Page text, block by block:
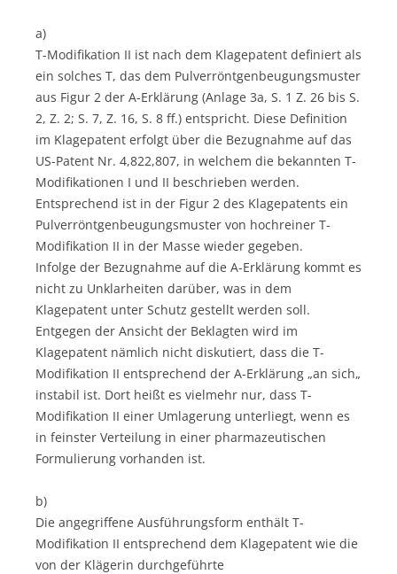
a)
T-Modifikation II ist nach dem Klagepatent definiert als
ein solches T, das dem Pulverröntgenbeugungsmuster
aus Figur 2 der A-Erklärung (Anlage 3a, S. 1 Z. 26 bis S.
2, Z. 2; S. 7, Z. 16, S. 8 ff.) entspricht. Diese Definition
im Klagepatent erfolgt über die Bezugnahme auf das
US-Patent Nr. 4,822,807, in welchem die bekannten T-
Modifikationen I und II beschrieben werden.
Entsprechend ist in der Figur 2 des Klagepatents ein
Pulverröntgenbeugungsmuster von hochreiner T-
Modifikation II in der Masse wieder gegeben.
Infolge der Bezugnahme auf die A-Erklärung kommt es
nicht zu Unklarheiten darüber, was in dem
Klagepatent unter Schutz gestellt werden soll.
Entgegen der Ansicht der Beklagten wird im
Klagepatent nämlich nicht diskutiert, dass die T-
Modifikation II entsprechend der A-Erklärung „an sich„
instabil ist. Dort heißt es vielmehr nur, dass T-
Modifikation II einer Umlagerung unterliegt, wenn es
in feinster Verteilung in einer pharmazeutischen
Formulierung vorhanden ist.
b)
Die angegriffene Ausführungsform enthält T-
Modifikation II entsprechend dem Klagepatent wie die
von der Klägerin durchgeführte